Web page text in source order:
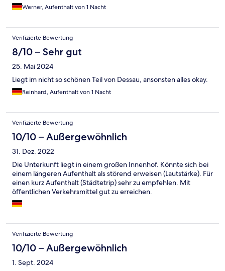
Werner, Aufenthalt von 1 Nacht
Verifizierte Bewertung
8/10 – Sehr gut
25. Mai 2024
Liegt im nicht so schönen Teil von Dessau, ansonsten alles okay.
Reinhard, Aufenthalt von 1 Nacht
Verifizierte Bewertung
10/10 – Außergewöhnlich
31. Dez. 2022
Die Unterkunft liegt in einem großen Innenhof. Könnte sich bei
einem längeren Aufenthalt als störend erweisen (Lautstärke). Für
einen kurz Aufenthalt (Städtetrip) sehr zu empfehlen. Mit
öffentlichen Verkehrsmittel gut zu erreichen.
Verifizierte Bewertung
10/10 – Außergewöhnlich
1. Sept. 2024